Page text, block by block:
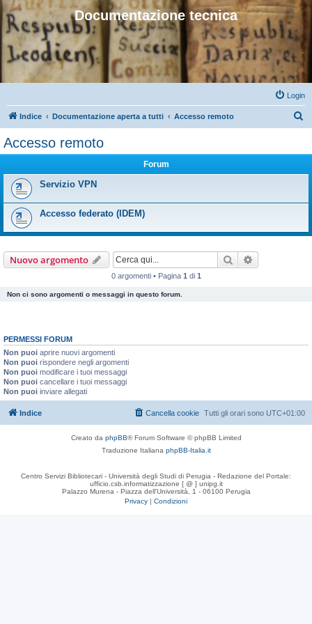
Documentazione tecnica
Login
Indice Documentazione aperta a tutti Accesso remoto
Accesso remoto
Forum
Servizio VPN
Accesso federato (IDEM)
Nuovo argomento Cerca
0 argomenti • Pagina 1 di 1
Non ci sono argomenti o messaggi in questo forum.
PERMESSI FORUM
Non puoi aprire nuovi argomenti
Non puoi rispondere negli argomenti
Non puoi modificare i tuoi messaggi
Non puoi cancellare i tuoi messaggi
Non puoi inviare allegati
Indice Tutti gli orari sono UTC+01:00
Cancella cookie
Creato da phpBB® Forum Software © phpBB Limited
Traduzione Italiana phpBB-Italia.it
Centro Servizi Bibliotecari - Università degli Studi di Perugia - Redazione del Portale:
ufficio.csb.informatizzazione [ @ ] unipg.it
Palazzo Murena - Piazza dell'Università, 1 - 06100 Perugia
Privacy | Condizioni